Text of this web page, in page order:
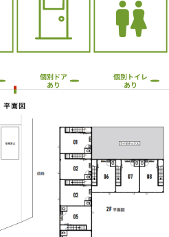
個別ドア
あり
個別トイレ
あり
平面図